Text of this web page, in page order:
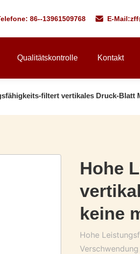
86--13961509768 E-Mail:
Qualitätskontrolle Kontakt
filtert vertikales Druck-Blatt
Hohe
keine
Hohe